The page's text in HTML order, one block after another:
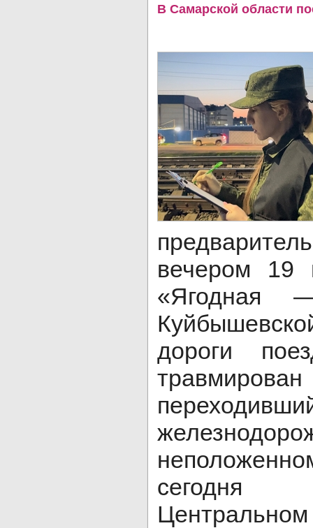
В Самарской области
вечером 19
«Ягодная
дороги
сегодня